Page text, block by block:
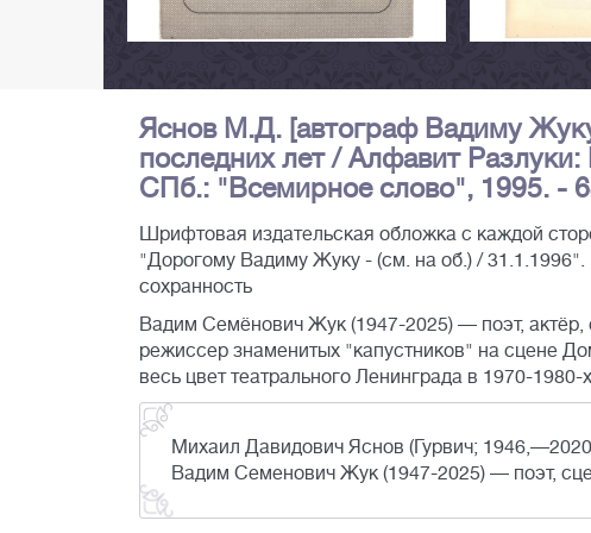
Яснов М.Д. [автограф Вадиму
последних лет / Алфавит
СПб.: "Всемирное слово", 1995. -
Шрифтовая издательская обложка с каждой
"Дорогому Вадиму Жуку - (см. на об.) /
сохранность
Вадим Семёнович Жук (1947-2025) — поэт, актёр,
режиссер знаменитых "капустников" на сцене
весь цвет театрального Ленинграда в 1970-1980-
Михаил Давидович Яснов (Гурвич;
Вадим Семенович Жук (1947-2025) — поэт,